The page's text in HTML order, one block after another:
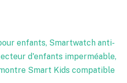
enfants, Smartwatch anti-
d'enfants imperméable,
Smart Kids compatible